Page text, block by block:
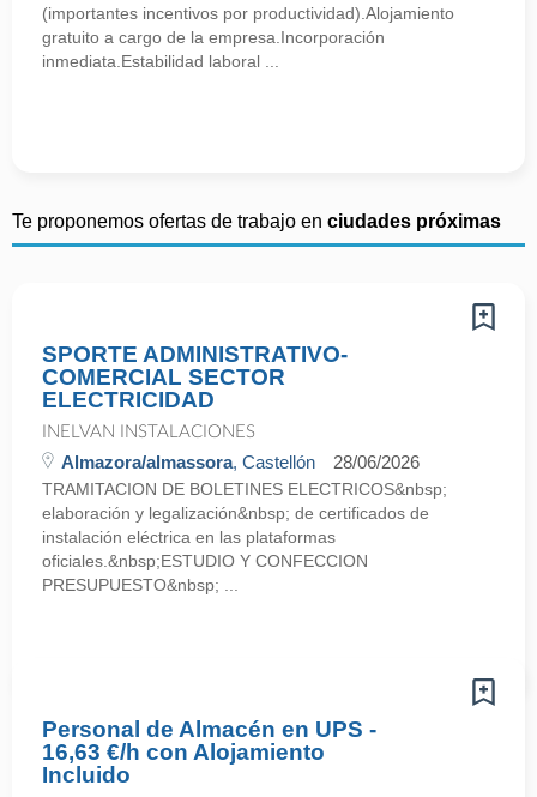
(importantes incentivos por productividad).Alojamiento
gratuito a cargo de la empresa.Incorporación
inmediata.Estabilidad laboral ...
Te proponemos ofertas de trabajo en ciudades próximas
SPORTE ADMINISTRATIVO-
COMERCIAL SECTOR
ELECTRICIDAD
INELVAN INSTALACIONES
Almazora/almassora, Castellón 28/06/2026
TRAMITACION DE BOLETINES ELECTRICOS&nbsp;
elaboración y legalización&nbsp; de certificados de
instalación eléctrica en las plataformas
oficiales.&nbsp;ESTUDIO Y CONFECCION
PRESUPUESTO&nbsp; ...
Personal de Almacén en UPS -
16,63 €/h con Alojamiento
Incluido